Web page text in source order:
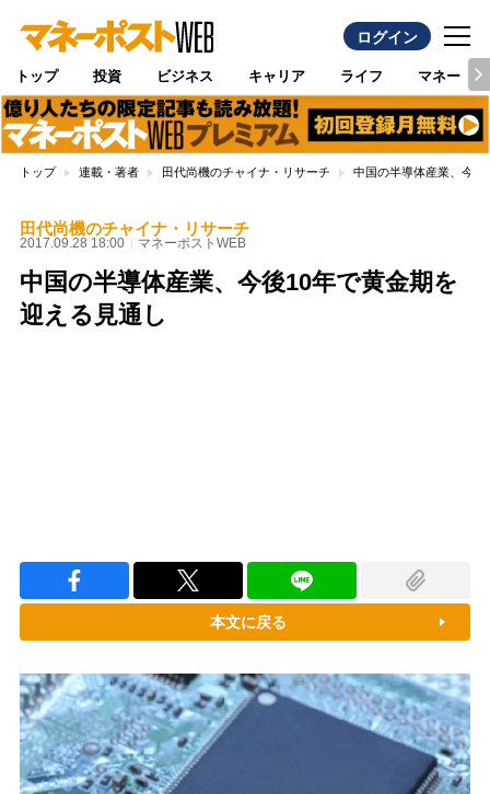
ログイン
トップ 投資 ビジネス キャリア ライフ マネー
トップ 連載・著者 田代尚機のチャイナ・リサーチ 中国の半導体産業、今
田代尚機のチャイナ・リサーチ
2017.09.28 18:00 マネーポストWEB
中国の半導体産業、今後10年で黄金期を
迎える見通し
本文に戻る